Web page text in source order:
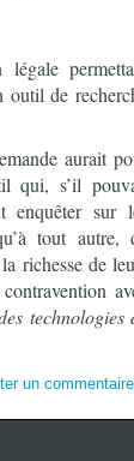
de
aurait
qui, s’il
enquêter sur
tout autre,
richesse de
technologies
un